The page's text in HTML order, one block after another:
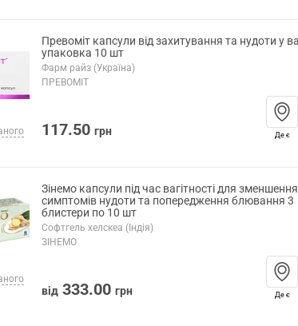
Превоміт капсули від захитування та нудоти у
упаковка 10 шт
Фарм райз (Україна)
ПРЕВОМІТ
117.50 грн Де є
Зінемо капсули під час вагітності для зменшення
симптомів нудоти та попередження блювання 3
блистери по 10 шт
Софтгель хелскеа (Індія)
ЗІНЕМО
від 333.00 грн Де є